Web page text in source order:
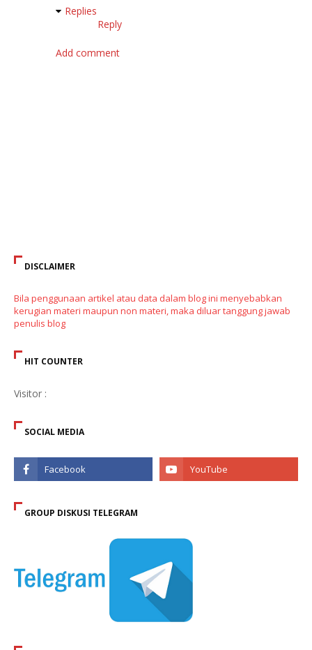
Replies
Reply
Add comment
DISCLAIMER
Bila penggunaan artikel atau data dalam blog ini menyebabkan
kerugian materi maupun non materi, maka diluar tanggung jawab
penulis blog
HIT COUNTER
Visitor :
SOCIAL MEDIA
GROUP DISKUSI TELEGRAM